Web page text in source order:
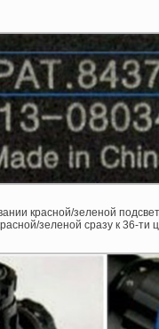
красной/зеленой
зеленой сразу к 36-ти